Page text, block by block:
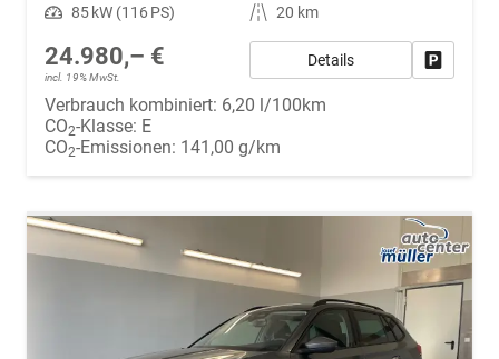
Leistung 85 kW (116 PS) Kilometerstand 20 km
24.980,– €
incl. 19% MwSt.
Details
Verbrauch kombiniert: 6,20 l/100km
CO2-Klasse: E
CO2-Emissionen: 141,00 g/km